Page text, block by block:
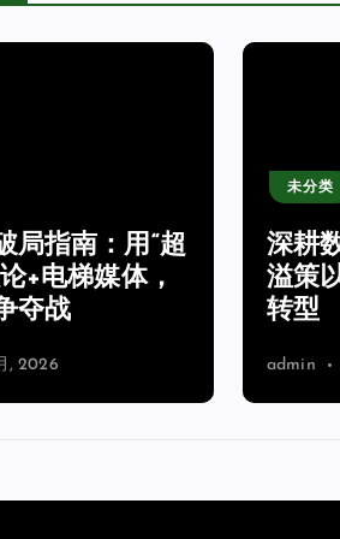
局指南：用“超
+电梯媒体，
夺战
, 2026
未分类
深耕
溢策
转型
admin